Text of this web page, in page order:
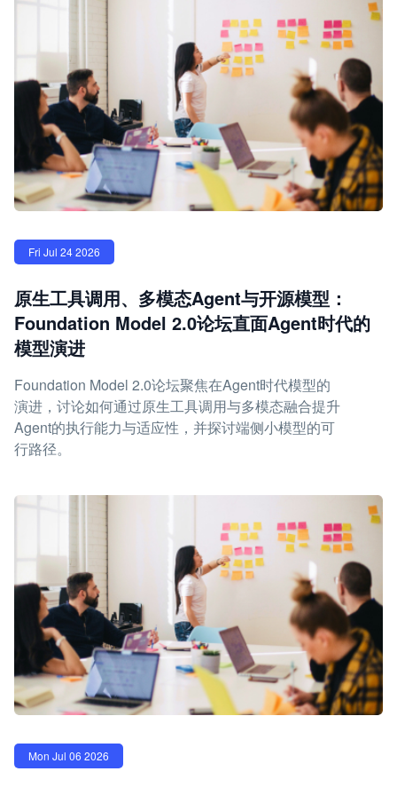
Fri Jul 24 2026
原生工具调用、多模态Agent与开源模型：
Foundation Model 2.0论坛直面Agent时代的
模型演进
Foundation Model 2.0论坛聚焦在Agent时代模型的
演进，讨论如何通过原生工具调用与多模态融合提升
Agent的执行能力与适应性，并探讨端侧小模型的可
行路径。
Mon Jul 06 2026